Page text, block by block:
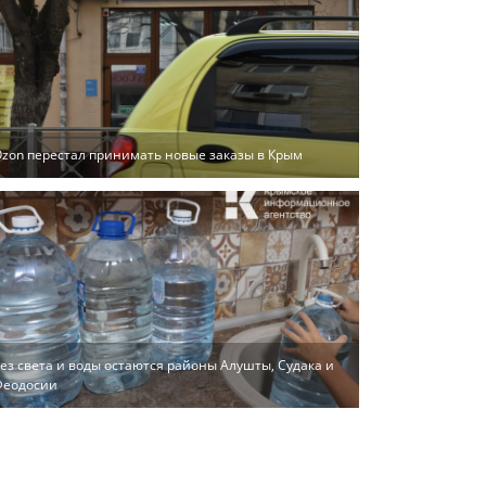
перестал принимать новые заказы в Крым
света и воды остаются районы Алушты, Судака и